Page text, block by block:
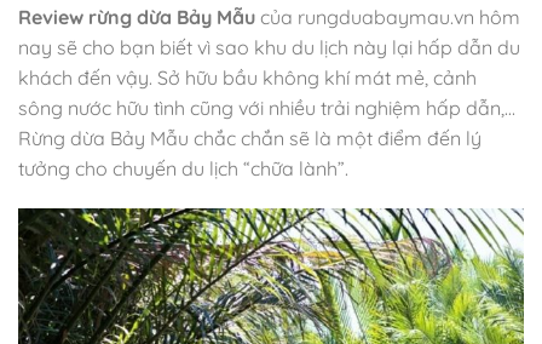
Review rừng dừa Bảy Mẫu của rungduabaymau.vn hôm
nay sẽ cho bạn biết vì sao khu du lịch này lại hấp dẫn du
khách đến vậy. Sở hữu bầu không khí mát mẻ, cảnh
sông nước hữu tình cũng với nhiều trải nghiệm hấp dẫn,…
Rừng dừa Bảy Mẫu chắc chắn sẽ là một điểm đến lý
tưởng cho chuyến du lịch “chữa lành”.